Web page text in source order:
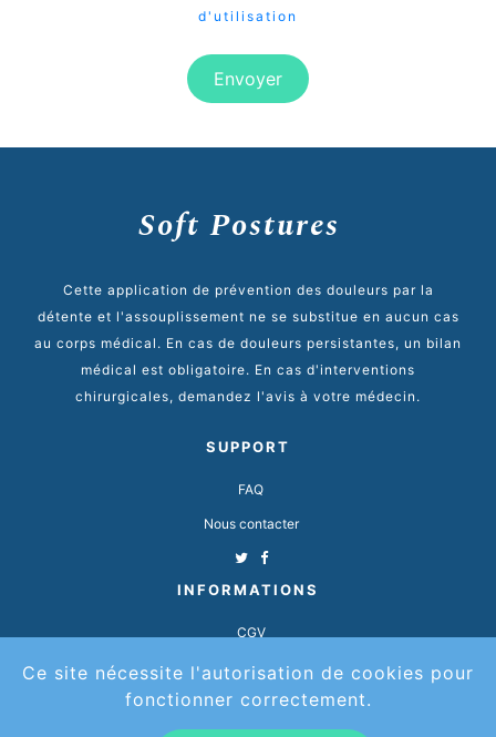
d'utilisation
Envoyer
Soft Postures
Cette application de prévention des douleurs par la
détente et l'assouplissement ne se substitue en aucun cas
au corps médical. En cas de douleurs persistantes, un bilan
médical est obligatoire. En cas d'interventions
chirurgicales, demandez l'avis à votre médecin.
SUPPORT
FAQ
Nous contacter
INFORMATIONS
CGV
Mentions légales
Ce site nécessite l'autorisation de cookies pour
fonctionner correctement.